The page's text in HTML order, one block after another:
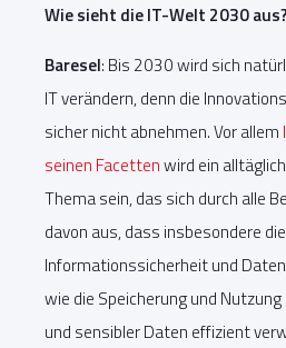
Wie sieht die IT-Welt 2030 aus?
Baresel: Bis 2030 wird sich
IT verändern, denn die
sicher nicht abnehmen. Vor allem
seinen Facettenwird ein
Thema sein, das sich durch alle
davon aus, dass insbesondere
Informationssicherheit und
wie die Speicherung und
und sensibler Daten effizient